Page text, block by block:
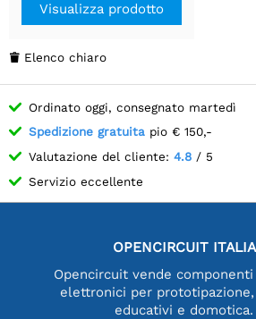
Visualizza prodotto
 Elenco chiaro
Ordinato oggi, consegnato martedì
Spedizione gratuita pio € 150,-
Valutazione del cliente: 4.8 / 5
Servizio eccellente
OPENCIRCUIT ITALIA
Opencircuit vende
elettronici per
educativi e domotica.